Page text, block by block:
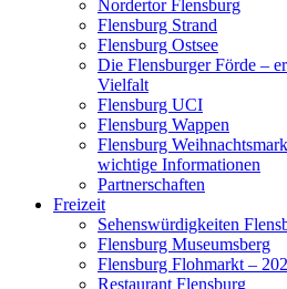
Nordertor Flensburg
Flensburg Strand
Flensburg Ostsee
Die Flensburger Förde –
Vielfalt
Flensburg UCI
Flensburg Wappen
Flensburg
wichtige Informationen
Partnerschaften
Freizeit
Sehenswürdigkeiten
Flensburg Museumsberg
Flensburg Flohmarkt –
Restaurant Flensburg